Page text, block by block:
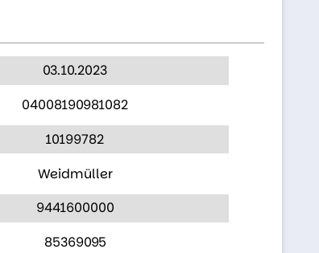
03.10.2023
04008190981082
10199782
Weidmüller
9441600000
85369095